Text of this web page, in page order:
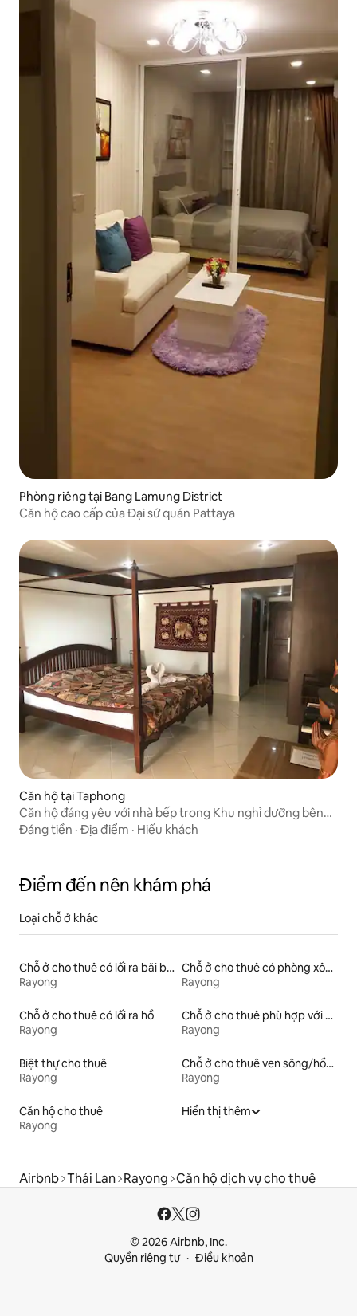
Phòng riêng tại Bang Lamung District
Căn hộ cao cấp của Đại sứ quán Pattaya
Căn hộ tại Taphong
Căn hộ đáng yêu với nhà bếp trong Khu nghỉ dưỡng bên
bờ biển
Đáng tiền · Địa điểm · Hiếu khách
Điểm đến nên khám phá
Loại chỗ ở khác
Chỗ ở cho thuê có lối ra bãi biển
Rayong
Chỗ ở cho thuê có phòng xông hơi khô
Rayong
Chỗ ở cho thuê có lối ra hồ
Rayong
Chỗ ở cho thuê phù hợp với gia đình
Rayong
Biệt thự cho thuê
Rayong
Chỗ ở cho thuê ven sông/hồ/biển
Rayong
Căn hộ cho thuê
Rayong
Hiển thị thêm
Airbnb Thái Lan Rayong Căn hộ dịch vụ cho thuê
© 2026 Airbnb, Inc.
Quyền riêng tư
Điều khoản